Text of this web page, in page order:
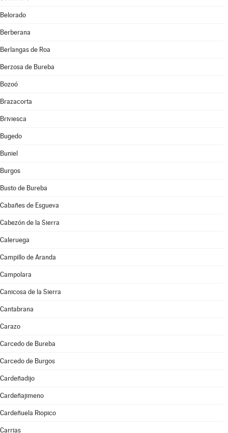
Belorado
Berberana
Berlangas de Roa
Berzosa de Bureba
Bozoó
Brazacorta
Briviesca
Bugedo
Buniel
Burgos
Busto de Bureba
Cabañes de Esgueva
Cabezón de la Sierra
Caleruega
Campillo de Aranda
Campolara
Canicosa de la Sierra
Cantabrana
Carazo
Carcedo de Bureba
Carcedo de Burgos
Cardeñadijo
Cardeñajimeno
Cardeñuela Riopico
Carrias